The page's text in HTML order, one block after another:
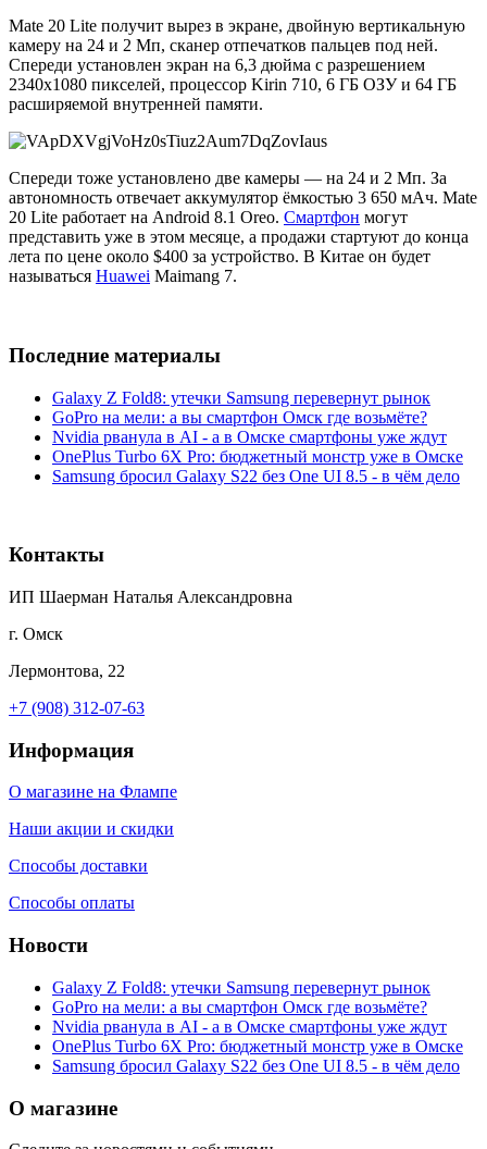
Mate 20 Lite получит вырез в экране, двойную вертикальную
камеру на 24 и 2 Мп, сканер отпечатков пальцев под ней.
Спереди установлен экран на 6,3 дюйма с разрешением
2340x1080 пикселей, процессор Kirin 710, 6 ГБ ОЗУ и 64 ГБ
расширяемой внутренней памяти.
Спереди тоже установлено две камеры — на 24 и 2 Мп. За
автономность отвечает аккумулятор ёмкостью 3 650 мАч. Mate
20 Lite работает на Android 8.1 Oreo. Смартфон могут
представить уже в этом месяце, а продажи стартуют до конца
лета по цене около $400 за устройство. В Китае он будет
называться Huawei Maimang 7.
Последние материалы
Galaxy Z Fold8: утечки Samsung перевернут рынок
GoPro на мели: а вы смартфон Омск где возьмёте?
Nvidia рванула в AI - а в Омске смартфоны уже ждут
OnePlus Turbo 6X Pro: бюджетный монстр уже в Омске
Samsung бросил Galaxy S22 без One UI 8.5 - в чём дело
Контакты
ИП Шаерман Наталья Александровна
г. Омск
Лермонтова, 22
+7 (908) 312-07-63
Информация
О магазине на Флампе
Наши акции и скидки
Способы доставки
Способы оплаты
Новости
Galaxy Z Fold8: утечки Samsung перевернут рынок
GoPro на мели: а вы смартфон Омск где возьмёте?
Nvidia рванула в AI - а в Омске смартфоны уже ждут
OnePlus Turbo 6X Pro: бюджетный монстр уже в Омске
Samsung бросил Galaxy S22 без One UI 8.5 - в чём дело
О магазине